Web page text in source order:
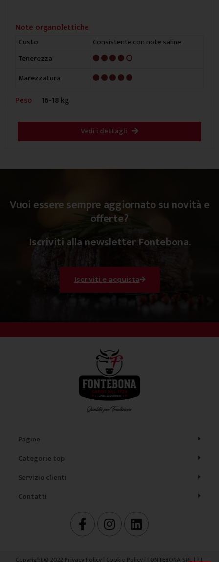
Note organolettiche
Gusto
Consistente con note saline
Tenerezza
4/5
Marezzatura 5/5
Peso 16-18 kg
Vedi i dettagli
Vuoi essere sempre aggiornato su novità e
offerte?
Iscriviti alla newsletter Fontebona.
Iscriviti e acquista
Pagine
Categorie top
Servizio clienti
Contatti
F
a
c
e
I
n
s
t
L
i
n
k
Copyright © 2022 Privacy Policy| Cookie Policy| FONTEBONA SRL | P.I.